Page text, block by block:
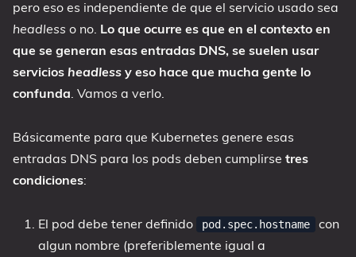
pero eso es independiente de que el servicio usado sea
headless o no. Lo que ocurre es que en el contexto en
que se generan esas entradas DNS, se suelen usar
servicios headless y eso hace que mucha gente lo
confunda . Vamos a verlo.
Básicamente para que Kubernetes genere esas
entradas DNS para los pods deben cumplirse tres
condiciones:
El pod debe tener definido pod.spec.hostname
con
algun nombre (preferiblemente igual a